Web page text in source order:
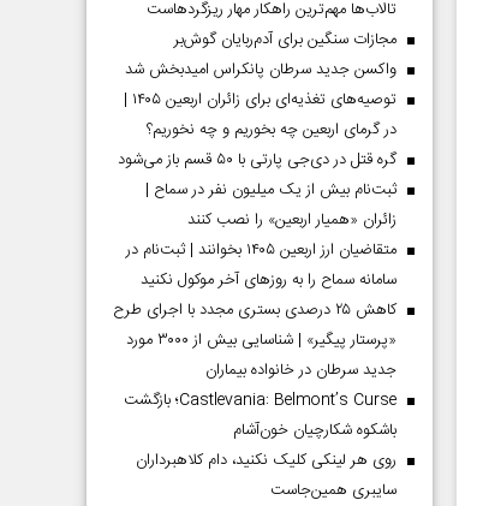
تالاب‌ها مهم‌ترین راهکار مهار ریزگردهاست
مجازات سنگین برای آدم‌ربایان گوش‌بر
واکسن جدید سرطان پانکراس امیدبخش شد
توصیه‌های تغذیه‌ای برای زائران اربعین ۱۴۰۵ |
در گرمای اربعین چه بخوریم و چه نخوریم؟
گره قتل در دی‌جی پارتی با ۵۰ قسم باز می‌شود
ثبت‌نام بیش از یک میلیون نفر در سماح |
زائران «همیار اربعین» را نصب کنند
متقاضیان ارز اربعین ۱۴۰۵ بخوانند | ثبت‌نام در
سامانه سماح را به روز‌های آخر موکول نکنید
کاهش ۲۵ درصدی بستری مجدد با اجرای طرح
«پرستار پیگیر» | شناسایی بیش از ۳۰۰۰ مورد
جدید سرطان در خانواده بیماران
Castlevania: Belmont’s Curse؛ بازگشت
باشکوه شکارچیان خون‌آشام
روی هر لینکی کلیک نکنید، دام کلاهبرداران
سایبری همین‌جاست